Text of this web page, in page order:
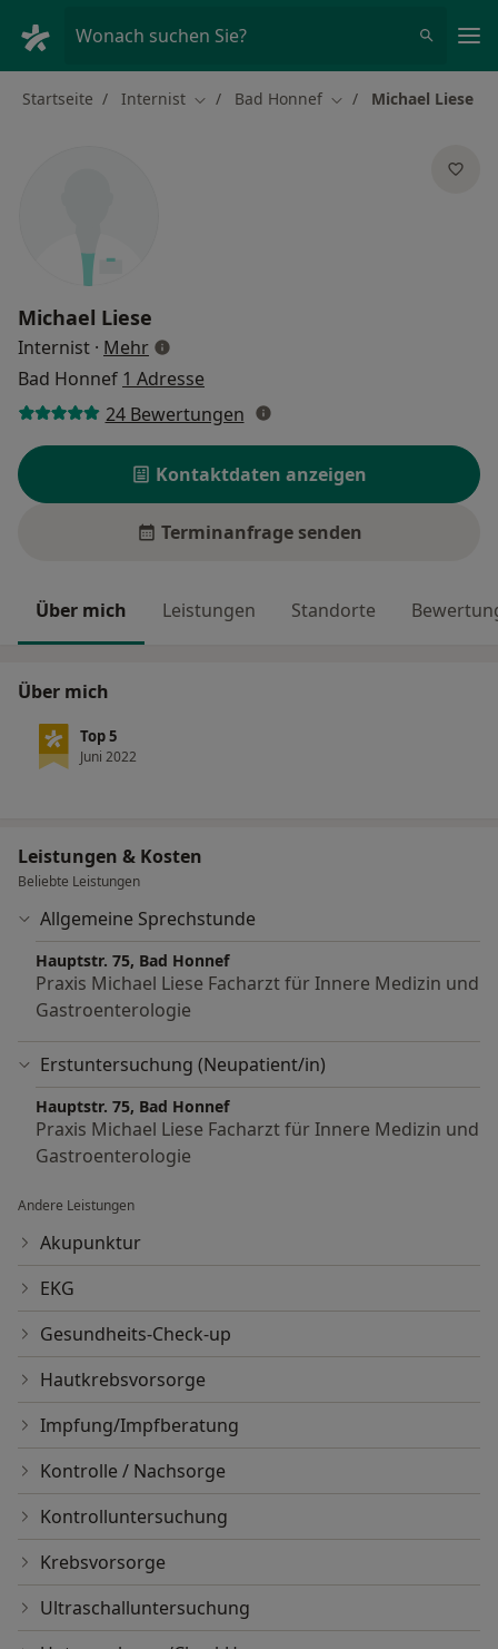
Wonach suchen Sie?
Startseite Internist Stadt ändern
Bad Honnef Stadt ändern
Michael Liese
Michael Liese
Internist · Mehrüber Spezialisierungen
Bad Honnef 1 Adresse
24 Bewertungen
Kontaktdaten anzeigen
Terminanfrage senden
Über mich Leistungen Standorte
Über mich
Top 5
Juni 2022
Leistungen & Kosten
Beliebte Leistungen
Allgemeine Sprechstunde
Hauptstr. 75, Bad Honnef
Praxis Michael Liese Facharzt für Innere Medizin und
Gastroenterologie
Erstuntersuchung (Neupatient/in)
Hauptstr. 75, Bad Honnef
Praxis Michael Liese Facharzt für Innere Medizin und
Gastroenterologie
Andere Leistungen
Akupunktur
EKG
Gesundheits-Check-up
Hautkrebsvorsorge
Impfung/Impfberatung
Kontrolle / Nachsorge
Kontrolluntersuchung
Krebsvorsorge
Ultraschalluntersuchung